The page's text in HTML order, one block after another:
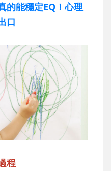
的能穩定EQ！心理
口
程